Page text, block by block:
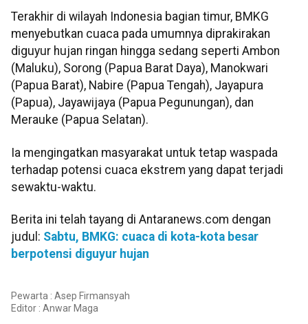
Terakhir di wilayah Indonesia bagian timur, BMKG
menyebutkan cuaca pada umumnya diprakirakan
diguyur hujan ringan hingga sedang seperti Ambon
(Maluku), Sorong (Papua Barat Daya), Manokwari
(Papua Barat), Nabire (Papua Tengah), Jayapura
(Papua), Jayawijaya (Papua Pegunungan), dan
Merauke (Papua Selatan).
Ia mengingatkan masyarakat untuk tetap waspada
terhadap potensi cuaca ekstrem yang dapat terjadi
sewaktu-waktu.
Berita ini telah tayang di Antaranews.com dengan
judul: Sabtu, BMKG: cuaca di kota-kota besar
berpotensi diguyur hujan
Pewarta : Asep Firmansyah
Editor : Anwar Maga